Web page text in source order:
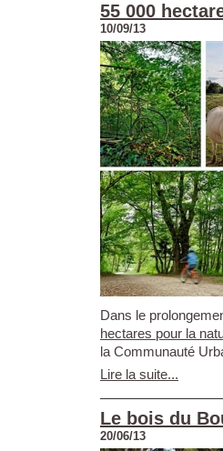
55 000
10/09/13
Dans le
hectares pour la
la Communauté
Lire la suite...
Le bois du
20/06/13